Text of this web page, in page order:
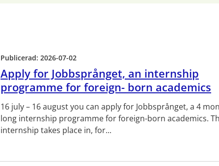
Publicerad: 2026-07-02
Apply for Jobbsprånget, an internship
programme for foreign- born academics
16 july – 16 august you can apply for Jobbsprånget, a 4
long internship programme for foreign-born academics.
internship takes place in, for...